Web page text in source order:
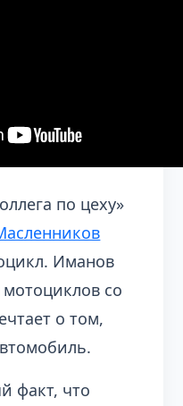
по цеху»
Иманов
со
о том,
факт, что